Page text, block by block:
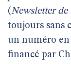
(Newsletter de
toujours sans
un numéro
financé par